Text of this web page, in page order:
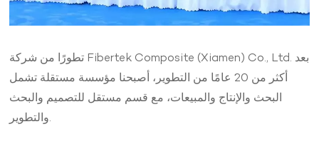
تطورًا من شركة Fibertek Composite (Xiamen) Co., Ltd. بعد
أكثر من 20 عامًا من التطوير، أصبحنا مؤسسة مستقلة تشمل
البحث والإنتاج والمبيعات، مع قسم مستقل للتصميم والبحث
والتطوير.